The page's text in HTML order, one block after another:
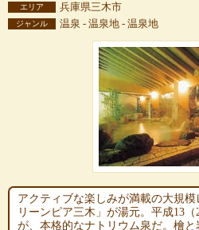
エリア 兵庫県三木市
ジャンル 温泉 - 温泉地 - 温泉地
アクティブな楽しみが満載の大規
リーンピア三木」が湯元。平成13
が、本格的なナトリウム泉だ。檜と